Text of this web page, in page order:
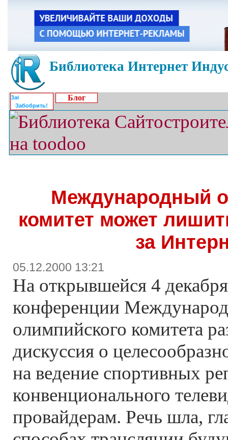
Библиотека Интернет
Забобрить!
Блог
Международный
комитет может
за
05.12.2000 13:21
На открывшейся 4
конференции
олимпийского комитета
дискуссия о
на ведение спортивных
конвенционального
провайдерам. Речь шла,